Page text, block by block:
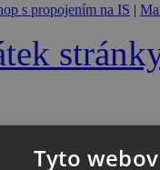
s propojením na IS |
Tyto